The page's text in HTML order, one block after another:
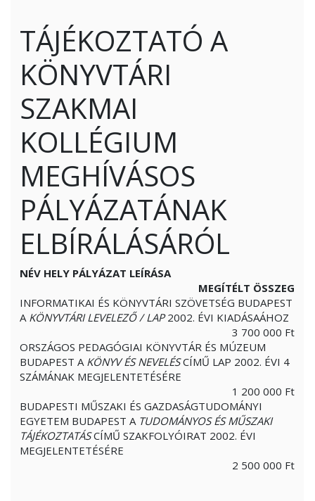
TÁJÉKOZTATÓ A
KÖNYVTÁRI
SZAKMAI
KOLLÉGIUM
MEGHÍVÁSOS
PÁLYÁZATÁNAK
ELBÍRÁLÁSÁRÓL
NÉV HELY PÁLYÁZAT LEÍRÁSA
MEGÍTÉLT ÖSSZEG
INFORMATIKAI ÉS KÖNYVTÁRI SZÖVETSÉG BUDAPEST
A KÖNYVTÁRI LEVELEZŐ / LAP2002. ÉVI KIADÁSAÁHOZ
3 700 000 Ft
ORSZÁGOS PEDAGÓGIAI KÖNYVTÁR ÉS MÚZEUM
BUDAPEST A KÖNYV ÉS NEVELÉSCÍMŰ LAP 2002. ÉVI 4
SZÁMÁNAK MEGJELENTETÉSÉRE
1 200 000 Ft
BUDAPESTI MŰSZAKI ÉS GAZDASÁGTUDOMÁNYI
EGYETEM BUDAPEST A TUDOMÁNYOS ÉS MŰSZAKI
TÁJÉKOZTATÁSCÍMŰ SZAKFOLYÓIRAT 2002. ÉVI
MEGJELENTETÉSÉRE
2 500 000 Ft